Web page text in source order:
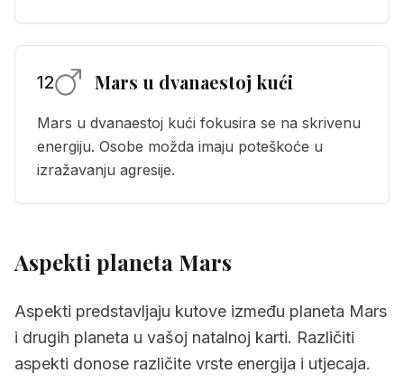
12 Mars u dvanaestoj kući
Mars u dvanaestoj kući fokusira se na skrivenu
energiju. Osobe možda imaju poteškoće u
izražavanju agresije.
Aspekti planeta Mars
Aspekti predstavljaju kutove između planeta Mars
i drugih planeta u vašoj natalnoj karti. Različiti
aspekti donose različite vrste energija i utjecaja.